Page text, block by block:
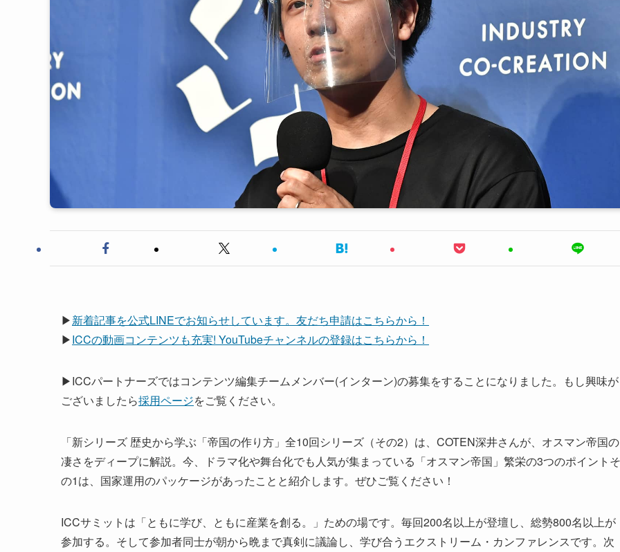
▶新着記事を公式LINEでお知らせしています。友だち申請はこちらから！
▶ICCの動画コンテンツも充実! YouTubeチャンネルの登録はこちらから！
▶ICCパートナーズではコンテンツ編集チームメンバー(インターン)の募集をすることになりました。もし興味が
ございましたら採用ページをご覧ください。
「新シリーズ 歴史から学ぶ「帝国の作り方」全10回シリーズ（その2）は、COTEN深井さんが、オスマン帝国の
凄さをディープに解説。今、ドラマ化や舞台化でも人気が集まっている「オスマン帝国」繁栄の3つのポイントそ
の1は、国家運用のパッケージがあったことと紹介します。ぜひご覧ください！
ICCサミットは「ともに学び、ともに産業を創る。」ための場です。毎回200名以上が登壇し、総勢800名以上が
参加する。そして参加者同士が朝から晩まで真剣に議論し、学び合うエクストリーム・カンファレンスです。次